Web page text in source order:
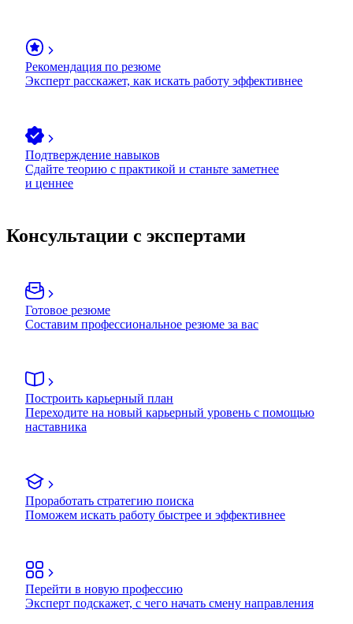
Рекомендация по резюме
Эксперт расскажет, как искать работу эффективнее
Подтверждение навыков
Сдайте теорию с практикой и станьте заметнее
и ценнее
Консультации с экспертами
Готовое резюме
Составим профессиональное резюме за вас
Построить карьерный план
Переходите на новый карьерный уровень с помощью
наставника
Проработать стратегию поиска
Поможем искать работу быстрее и эффективнее
Перейти в новую профессию
Эксперт подскажет, с чего начать смену направления